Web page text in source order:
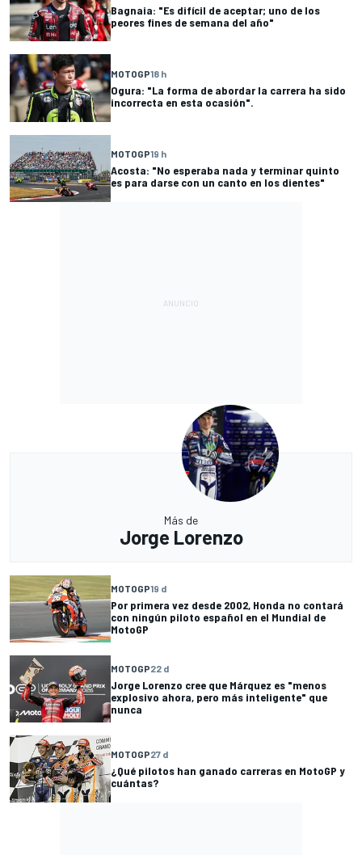
Bagnaia: "Es difícil de aceptar; uno de los
peores fines de semana del año"
MOTOGP18 h
Ogura: "La forma de abordar la carrera ha sido
incorrecta en esta ocasión".
MOTOGP19 h
Acosta: "No esperaba nada y terminar quinto
es para darse con un canto en los dientes"
Más de
Jorge Lorenzo
MOTOGP19 d
Por primera vez desde 2002, Honda no contará
con ningún piloto español en el Mundial de
MotoGP
MOTOGP22 d
Jorge Lorenzo cree que Márquez es "menos
explosivo ahora, pero más inteligente" que
nunca
MOTOGP27 d
¿Qué pilotos han ganado carreras en MotoGP y
cuántas?